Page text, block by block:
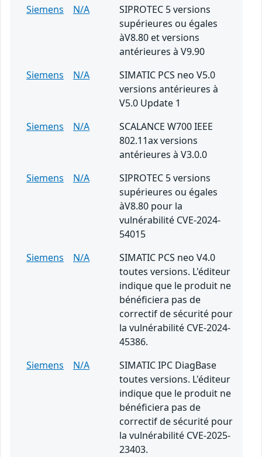
Siemens
N/A
SIPROTEC 5 versions
supérieures ou égales
àV8.80 et versions
antérieures à V9.90
Siemens
N/A
SIMATIC PCS neo V5.0
versions antérieures à
V5.0 Update 1
Siemens
N/A
SCALANCE W700 IEEE
802.11ax versions
antérieures à V3.0.0
Siemens
N/A
SIPROTEC 5 versions
supérieures ou égales
àV8.80 pour la
vulnérabilité CVE-2024-
54015
Siemens
N/A
SIMATIC PCS neo V4.0
toutes versions. L'éditeur
indique que le produit ne
bénéficiera pas de
correctif de sécurité pour
la vulnérabilité CVE-2024-
45386.
Siemens
N/A
SIMATIC IPC DiagBase
toutes versions. L'éditeur
indique que le produit ne
bénéficiera pas de
correctif de sécurité pour
la vulnérabilité CVE-2025-
23403.